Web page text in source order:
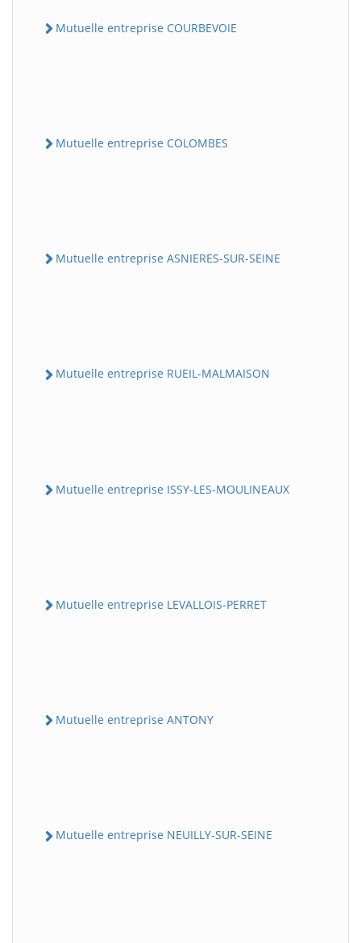
Mutuelle entreprise COURBEVOIE
Mutuelle entreprise COLOMBES
Mutuelle entreprise ASNIERES-SUR-SEINE
Mutuelle entreprise RUEIL-MALMAISON
Mutuelle entreprise ISSY-LES-MOULINEAUX
Mutuelle entreprise LEVALLOIS-PERRET
Mutuelle entreprise ANTONY
Mutuelle entreprise NEUILLY-SUR-SEINE